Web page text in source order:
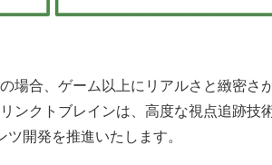
場合、ゲーム以上にリアルさと緻密
ンクトブレインは、高度な視点追跡
開発を推進いたします。